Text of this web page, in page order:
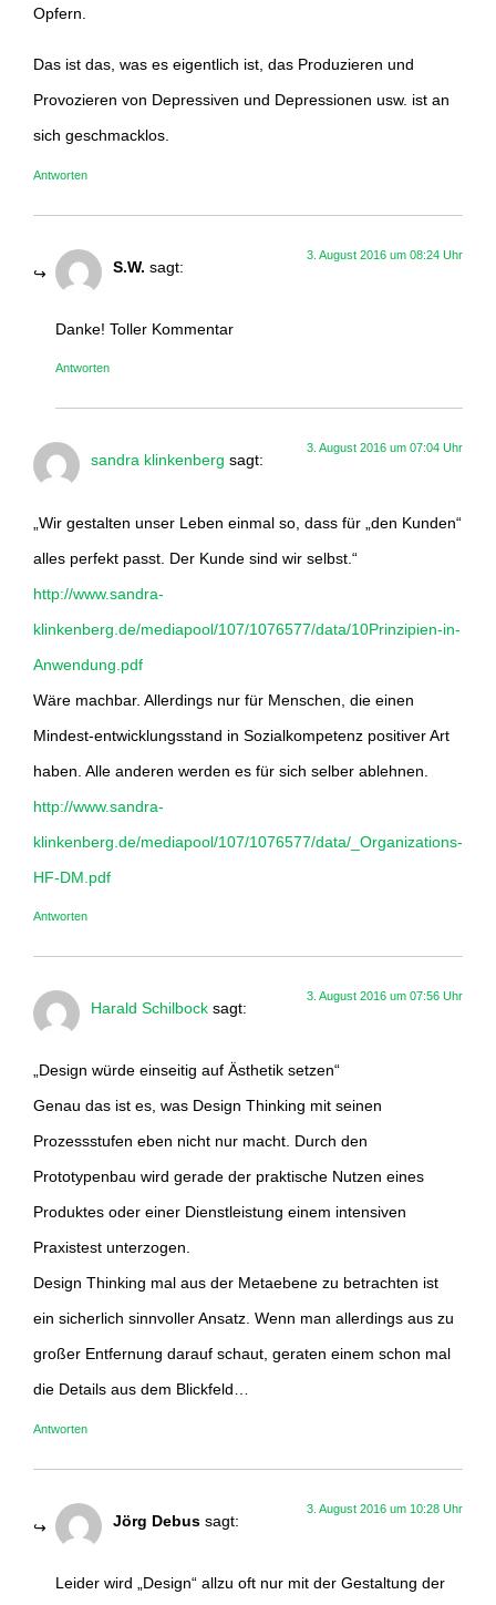
Opfern.
Das ist das, was es eigentlich ist, das Produzieren und
Provozieren von Depressiven und Depressionen usw. ist an
sich geschmacklos.
Antworten
S.W. sagt:
3. August 2016 um 08:24 Uhr
Danke! Toller Kommentar
Antworten
sandra klinkenberg sagt:
3. August 2016 um 07:04 Uhr
„Wir gestalten unser Leben einmal so, dass für „den Kunden“
alles perfekt passt. Der Kunde sind wir selbst.“
http://www.sandra-
klinkenberg.de/mediapool/107/1076577/data/10Prinzipien-in-
Anwendung.pdf
Wäre machbar. Allerdings nur für Menschen, die einen
Mindest-entwicklungsstand in Sozialkompetenz positiver Art
haben. Alle anderen werden es für sich selber ablehnen.
http://www.sandra-
klinkenberg.de/mediapool/107/1076577/data/_Organizations-
HF-DM.pdf
Antworten
Harald Schilbock sagt:
3. August 2016 um 07:56 Uhr
„Design würde einseitig auf Ästhetik setzen“
Genau das ist es, was Design Thinking mit seinen
Prozessstufen eben nicht nur macht. Durch den
Prototypenbau wird gerade der praktische Nutzen eines
Produktes oder einer Dienstleistung einem intensiven
Praxistest unterzogen.
Design Thinking mal aus der Metaebene zu betrachten ist
ein sicherlich sinnvoller Ansatz. Wenn man allerdings aus zu
großer Entfernung darauf schaut, geraten einem schon mal
die Details aus dem Blickfeld…
Antworten
Jörg Debus sagt:
3. August 2016 um 10:28 Uhr
Leider wird „Design“ allzu oft nur mit der Gestaltung der